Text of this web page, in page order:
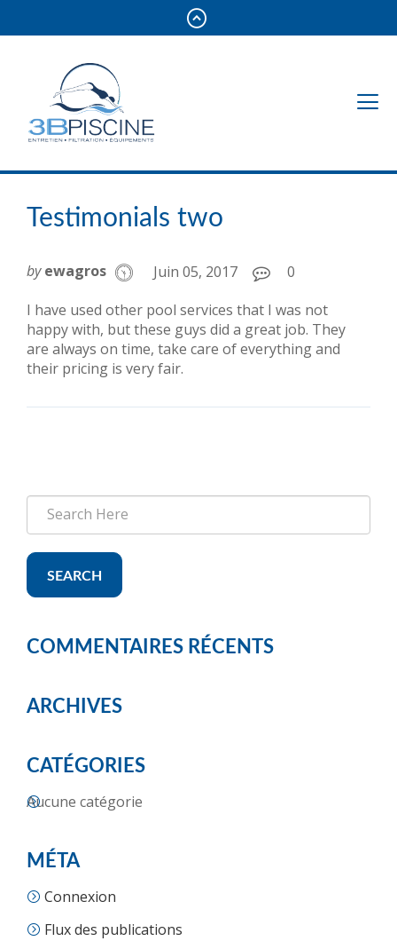
Testimonials two
by ewagros Juin 05, 2017
0
I have used other pool services that I was not
happy with, but these guys did a great job. They
are always on time, take care of everything and
their pricing is very fair.
SEARCH
COMMENTAIRES RÉCENTS
ARCHIVES
CATÉGORIES
Aucune catégorie
MÉTA
Connexion
Flux des publications